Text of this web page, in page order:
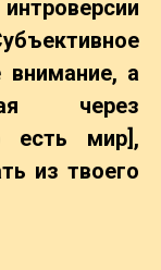
внимание, а
через
есть мир],
из твоего